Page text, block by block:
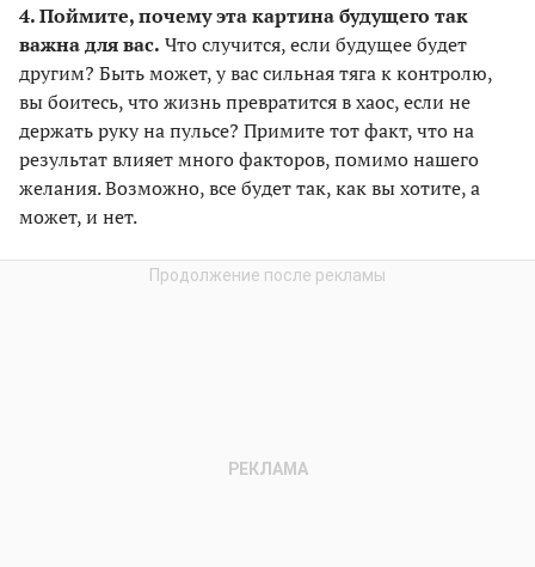
4. Поймите, почему эта картина будущего так
важна для вас. Что случится, если будущее будет
другим? Быть может, у вас сильная тяга к контролю,
вы боитесь, что жизнь превратится в хаос, если не
держать руку на пульсе? Примите тот факт, что на
результат влияет много факторов, помимо нашего
желания. Возможно, все будет так, как вы хотите, а
может, и нет.